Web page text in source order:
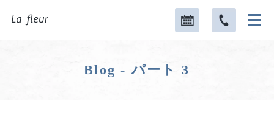
Blog - パート 3